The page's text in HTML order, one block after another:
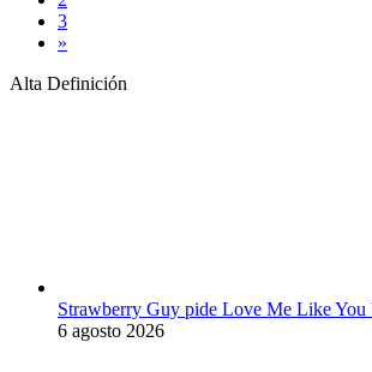
3
»
Alta Definición
Strawberry Guy pide Love Me Like You
6 agosto 2026